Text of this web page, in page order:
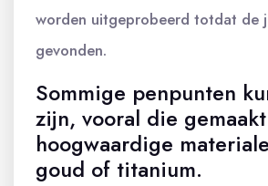
worden uitgeprobeerd totdat de
gevonden.
Sommige penpunten
zijn, vooral die
hoogwaardige
goud of titanium.